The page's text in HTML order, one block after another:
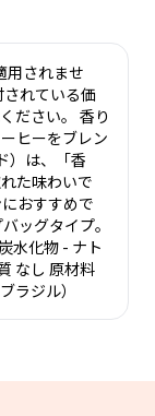
用されませ
れている価
ださい。 香り
ヒーをブレン
）は、「香
た味わいで
おすすめで
ッグタイプ。
水化物 - ナト
なし 原材料
ラジル）